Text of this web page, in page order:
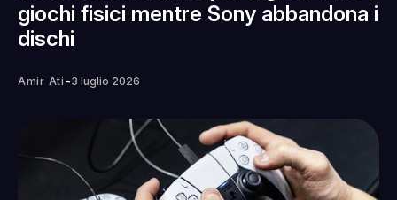
giochi fisici mentre Sony abbandona i
dischi
Amir Ati -3 luglio 2026